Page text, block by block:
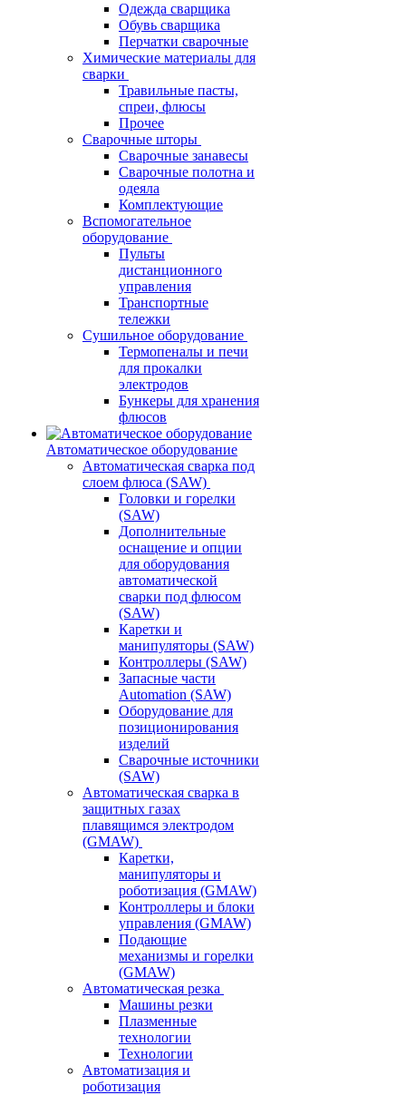
Одежда сварщика
Обувь сварщика
Перчатки сварочные
Химические материалы для
сварки
Травильные пасты,
спреи, флюсы
Прочее
Сварочные шторы
Сварочные занавесы
Сварочные полотна и
одеяла
Комплектующие
Вспомогательное
оборудование
Пульты
дистанционного
управления
Транспортные
тележки
Сушильное оборудование
Термопеналы и печи
для прокалки
электродов
Бункеры для хранения
флюсов
Автоматическое оборудование
Автоматическая сварка под
слоем флюса (SAW)
Головки и горелки
(SAW)
Дополнительные
оснащение и опции
для оборудования
автоматической
сварки под флюсом
(SAW)
Каретки и
манипуляторы (SAW)
Контроллеры (SAW)
Запасные части
Automation (SAW)
Оборудование для
позиционирования
изделий
Сварочные источники
(SAW)
Автоматическая сварка в
защитных газах
плавящимся электродом
(GMAW)
Каретки,
манипуляторы и
роботизация (GMAW)
Контроллеры и блоки
управления (GMAW)
Подающие
механизмы и горелки
(GMAW)
Автоматическая резка
Машины резки
Плазменные
технологии
Технологии
Автоматизация и
роботизация